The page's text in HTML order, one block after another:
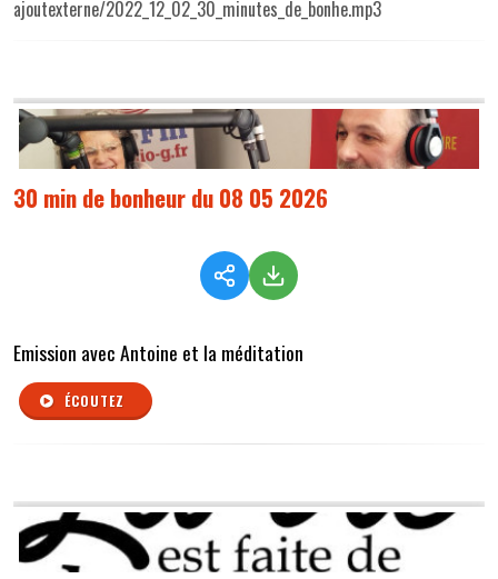
ajoutexterne/2022_12_02_30_minutes_de_bonhe.mp3
30 min de bonheur du 08 05 2026
Emission avec Antoine et la méditation
ÉCOUTEZ